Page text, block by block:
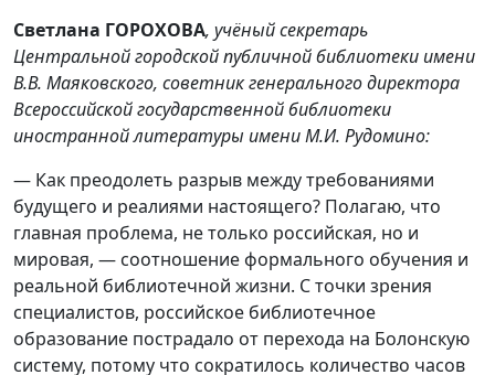
Светлана ГОРОХОВА, учёный секретарь
Центральной городской публичной библиотеки имени
В.В. Маяковского, советник генерального директора
Всероссийской государственной библиотеки
иностранной литературы имени М.И. Рудомино:
— Как преодолеть разрыв между требованиями
будущего и реалиями настоящего? Полагаю, что
главная проблема, не только российская, но и
мировая, — соотношение формального обучения и
реальной библиотечной жизни. С точки зрения
специалистов, российское библиотечное
образование пострадало от перехода на Болонскую
систему, потому что сократилось количество часов